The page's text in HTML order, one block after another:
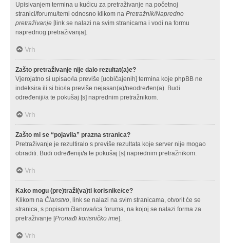
Upisivanjem termina u kućicu za pretraživanje na početnoj
stranici/forumu/temi odnosno klikom na Pretražnik/Napredno
pretraživanje [link se nalazi na svim stranicama i vodi na formu
naprednog pretraživanja].
Vrh
Zašto pretraživanje nije dalo rezultat(a)e?
Vjerojatno si upisao/la previše [uobičajenih] termina koje phpBB ne
indeksira ili si bio/la previše nejasan(a)/neodređen(a). Budi
određeniji/a te pokušaj [s] naprednim pretražnikom.
Vrh
Zašto mi se “pojavila” prazna stranica?
Pretraživanje je rezultiralo s previše rezultata koje server nije mogao
obraditi. Budi određeniji/a te pokušaj [s] naprednim pretražnikom.
Vrh
Kako mogu (pre)traži(va)ti korisnike/ce?
Klikom na Članstvo, link se nalazi na svim stranicama, otvorit će se
stranica, s popisom članova/ica foruma, na kojoj se nalazi forma za
pretraživanje [Pronađi korisničko ime].
Vrh